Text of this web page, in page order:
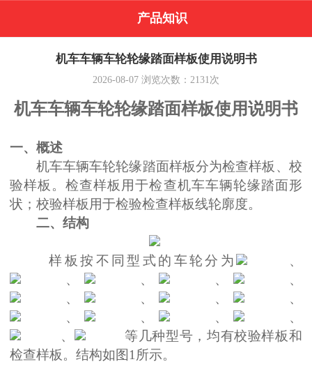
产品知识
机车车辆车轮轮缘踏面样板使用说明书
2026-08-07 浏览次数： 2131次
机车车辆车轮轮缘踏面样板使用说明书
一、概述
机车车辆车轮轮缘踏面样板分为检查样板、校
验样板。检查样板用于检查机车车辆轮缘踏面形
状；校验样板用于检验检查样板线轮廓度。
二、结构
样板按不同型式的车轮分为
、
、
、 、
、
、
、 、
、
、
、 、
、
、
等几种型号，均有校验样板和
检查样板。结构如图 1所示。